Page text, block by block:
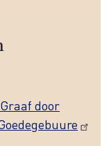
door